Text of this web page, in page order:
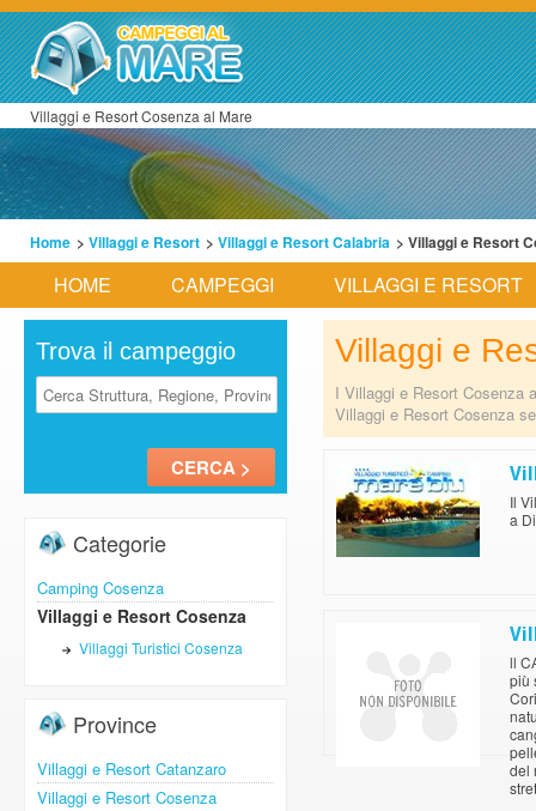
Villaggi e Resort Cosenza al Mare
Home > Villaggi e Resort > Villaggi e Resort Calabria > Villaggi e Resort
HOME CAMPEGGI VILLAGGI E RESORT
Trova il campeggio
Categorie
Camping Cosenza
Villaggi e Resort Cosenza
Villaggi Turistici Cosenza
Province
Villaggi e Resort Catanzaro
Villaggi e Resort Cosenza
Villaggi e
I Villaggi e Resort Cosenza
Villaggi e Resort Cosenza
Il
a
ll
più
del